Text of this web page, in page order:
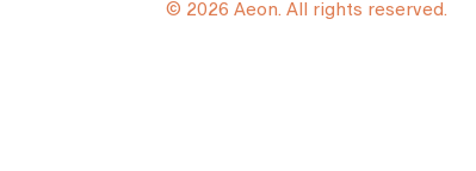
© 2026 Aeon. All rights reserved.